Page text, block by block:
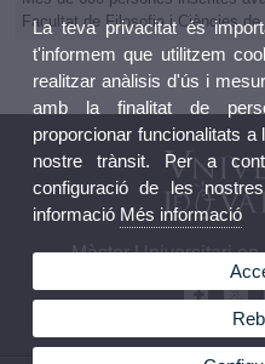
Facultat de Filosofia i Ciències de
Màster Universitari
La teva privacitat és
t'informem que utilitzem
realitzar anàlisis d'ús i
amb la finalitat de
proporcionar funcionalitats
nostre trànsit. Per a
configuració de les
informació Més informació